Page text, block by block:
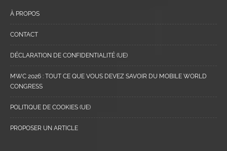
À PROPOS
CONTACT
DÉCLARATION DE CONFIDENTIALITÉ (UE)
MWC 2026 : TOUT CE QUE VOUS DEVEZ SAVOIR DU MOBILE WORLD
CONGRESS
POLITIQUE DE COOKIES (UE)
PROPOSER UN ARTICLE